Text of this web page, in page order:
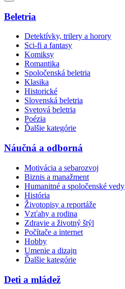
Beletria
Detektívky, trilery a horory
Sci-fi a fantasy
Komiksy
Romantika
Spoločenská beletria
Klasika
Historické
Slovenská beletria
Svetová beletria
Poézia
Ďalšie kategórie
Náučná a odborná
Motivácia a sebarozvoj
Biznis a manažment
Humanitné a spoločenské vedy
História
Životopisy a reportáže
Vzťahy a rodina
Zdravie a životný štýl
Počítače a internet
Hobby
Umenie a dizajn
Ďalšie kategórie
Deti a mládež